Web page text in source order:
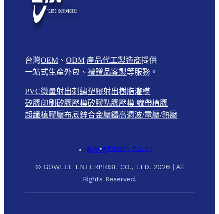
台灣OEM 、ODM 產品代工製造商提供
一站式生產外包、禮贈品客製等服務。
PVC微量射出刺繡塑膠射出樹脂灌模
矽膠印刷矽膠壓模矽膠點膠壓模 織帶植膠
超纖植膠壓布底鋅合金壓鑄高週波/電壓/熱壓
© GOWELL ENTERPRISE CO., LTD. 2026 | All
Rights Reserved.
部落格Privacy Policy